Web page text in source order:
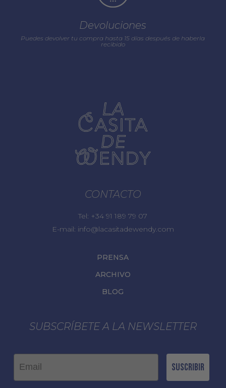
Devoluciones
Puedes devolver tu compra hasta 15 días después de haberla
recibido
CONTACTO
Tel: +34 91 189 79 07
E-mail: info@lacasitadewendy.com
PRENSA
ARCHIVO
BLOG
SUBSCRÍBETE A LA NEWSLETTER
Email
Suscribir